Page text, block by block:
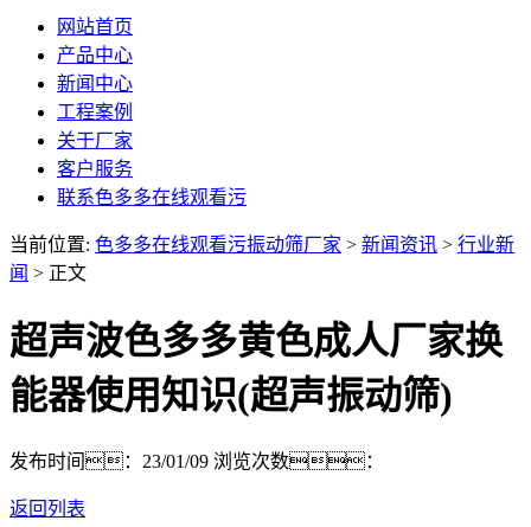
网站首页
产品中心
新闻中心
工程案例
关于厂家
客户服务
联系色多多在线观看污
当前位置: 色多多在线观看污振动筛厂家 > 新闻资讯 > 行业新
闻 > 正文
超声波色多多黄色成人厂家换
能器使用知识(超声振动筛)
发布时间：23/01/09 浏览次数：
返回列表